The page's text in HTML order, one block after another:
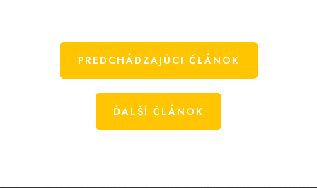
PREDCHÁDZAJÚCI ČLÁNOK
ĎALŠÍ ČLÁNOK